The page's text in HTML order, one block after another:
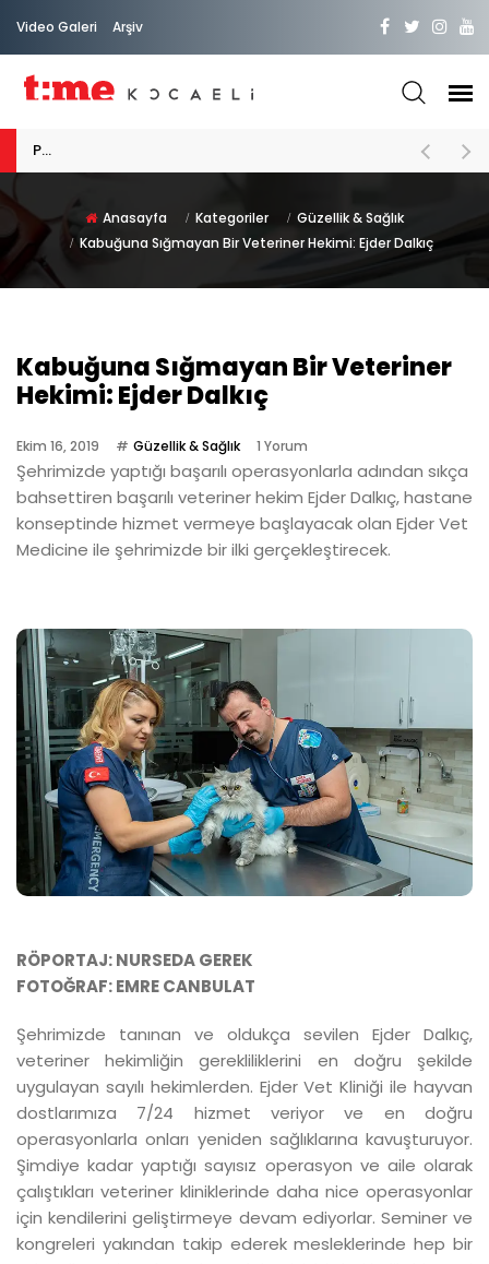
Video Galeri Arşiv
Anasayfa Kategoriler
Güzellik & Sağlık
Kabuğuna Sığmayan Bir Veteriner Hekimi: Ejder Dalkıç
Kabuğuna Sığmayan Bir Veteriner
Hekimi: Ejder Dalkıç
Ekim 16, 2019 Güzellik & Sağlık 1 Yorum
Şehrimizde yaptığı başarılı operasyonlarla adından sıkça
bahsettiren başarılı veteriner hekim Ejder Dalkıç, hastane
konseptinde hizmet vermeye başlayacak olan Ejder Vet
Medicine ile şehrimizde bir ilki gerçekleştirecek.
RÖPORTAJ: NURSEDA GEREK
FOTOĞRAF: EMRE CANBULAT
Şehrimizde tanınan ve oldukça sevilen Ejder Dalkıç,
veteriner hekimliğin gerekliliklerini en doğru şekilde
uygulayan sayılı hekimlerden. Ejder Vet Kliniği ile hayvan
dostlarımıza 7/24 hizmet veriyor ve en doğru
operasyonlarla onları yeniden sağlıklarına kavuşturuyor.
Şimdiye kadar yaptığı sayısız operasyon ve aile olarak
çalıştıkları veteriner kliniklerinde daha nice operasyonlar
için kendilerini geliştirmeye devam ediyorlar. Seminer ve
kongreleri yakından takip ederek mesleklerinde hep bir